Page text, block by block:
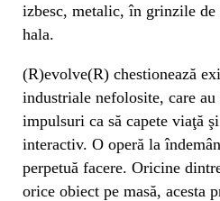
izbesc, metalic, în grinzile de
hala.
(R)evolve(R) chestionează
industriale nefolosite, care au
impulsuri ca să capete viaţă
interactiv. O operă la
perpetuă facere. Oricine
orice obiect pe masă, acesta